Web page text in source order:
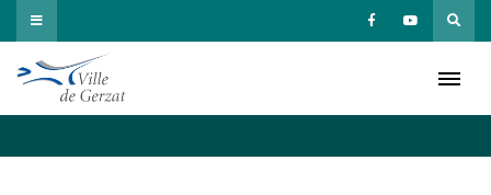
Passer
au
contenu